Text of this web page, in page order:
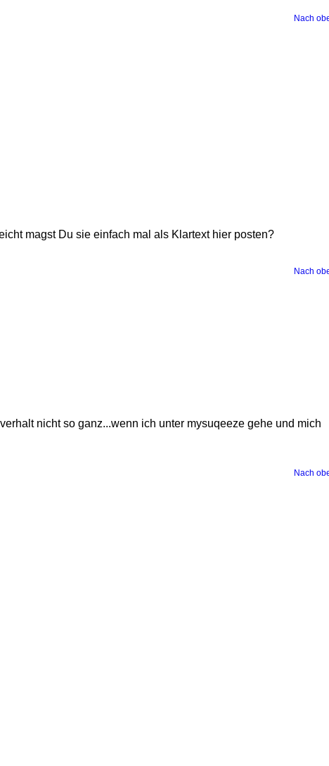
Nach
magst Du sie einfach mal als Klartext hier posten?
Nach
nicht so ganz...wenn ich unter mysuqeeze gehe und mich
Nach